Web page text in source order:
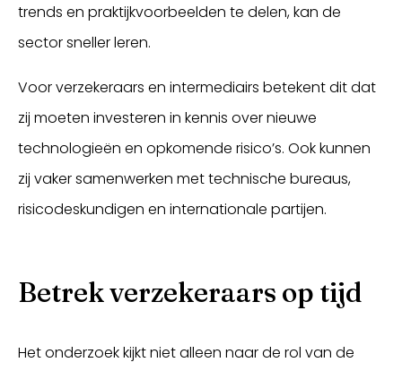
trends en praktijkvoorbeelden te delen, kan de
sector sneller leren.
Voor verzekeraars en intermediairs betekent dit dat
zij moeten investeren in kennis over nieuwe
technologieën en opkomende risico’s. Ook kunnen
zij vaker samenwerken met technische bureaus,
risicodeskundigen en internationale partijen.
Betrek verzekeraars op tijd
Het onderzoek kijkt niet alleen naar de rol van de